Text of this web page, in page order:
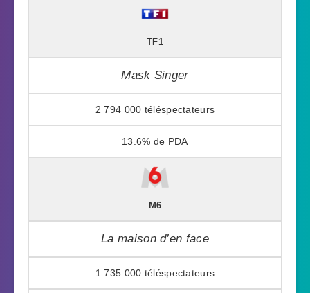
TF1
Mask Singer
2 794 000
13.6%
M6
La maison d’en face
1 735 000